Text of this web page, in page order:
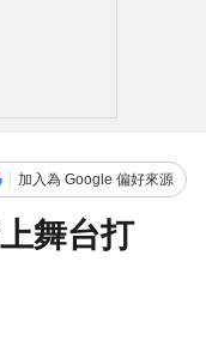
加入為 Google 偏好來源
舞台打